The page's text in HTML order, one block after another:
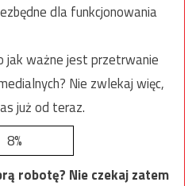
dla funkcjonowania
jak ważne jest przetrwanie
Nie zwlekaj więc,
już od teraz.
8%
robotę? Nie czekaj zatem